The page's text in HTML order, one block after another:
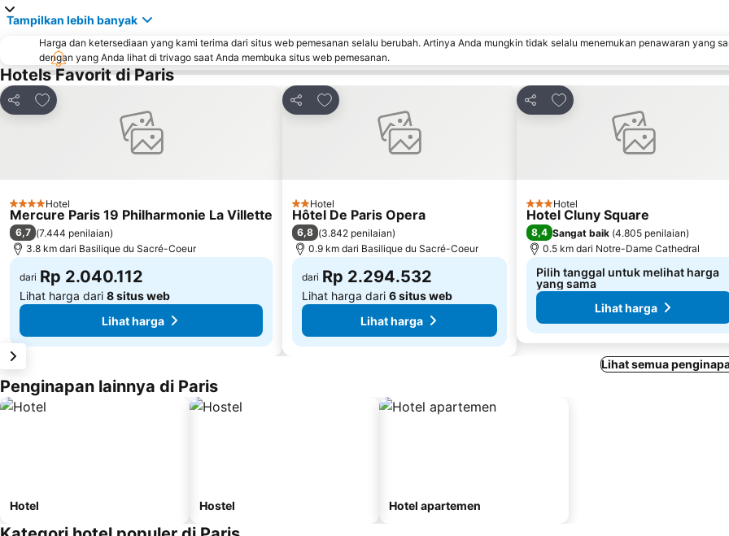
Tampilkan lebih banyak
Harga dan ketersediaan yang kami terima dari situs web pemesanan selalu berubah. Artinya Anda mungkin tidak selalu menemukan penawaran yang
dengan yang Anda lihat di trivago saat Anda membuka situs web pemesanan.
Hotels Favorit di Paris
Bagikan
Tambahkan ke favorit
4 Bintang
Hotel
Mercure Paris 19 Philharmonie La Villette
6,7 (7.444 penilaian)
3.8 km dari Basilique du Sacré-Coeur
dari Rp 2.040.112
Lihat harga dari 8 situs web
Lihat harga
Bagikan
Tambahkan ke favorit
2 Bintang
Hotel
Hôtel De Paris Opera
6,8 (3.842 penilaian)
0.9 km dari Basilique du Sacré-Coeur
dari Rp 2.294.532
Lihat harga dari 6 situs web
Lihat harga
Bagikan
Tambahkan ke favorit
3 Bintang
Hotel
Hotel Cluny Square
8,4 Sangat baik (4.805 penilaian)
0.5 km dari Notre-Dame Cathedral
Pilih tanggal untuk melihat harga
yang sama
Lihat harga
Lihat semua
Penginapan lainnya di Paris
Hotel Hostel Hotel apartemen